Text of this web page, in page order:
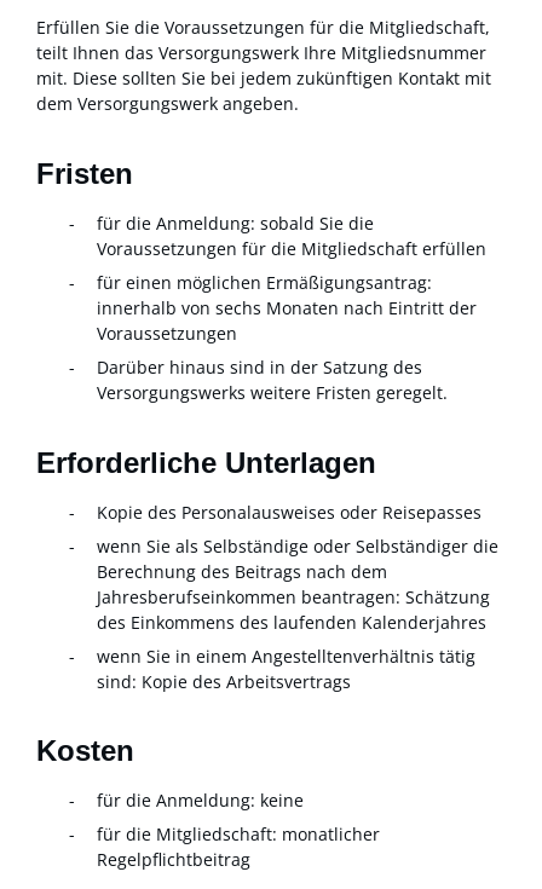
Erfüllen Sie die Voraussetzungen für die Mitgliedschaft,
teilt Ihnen das Versorgungswerk Ihre Mitgliedsnummer
mit. Diese sollten Sie bei jedem zukünftigen Kontakt mit
dem Versorgungswerk angeben.
Fristen
für die Anmeldung: sobald Sie die
Voraussetzungen für die Mitgliedschaft erfüllen
für einen möglichen Ermäßigungsantrag:
innerhalb von sechs Monaten nach Eintritt der
Voraussetzungen
Darüber hinaus sind in der Satzung des
Versorgungswerks weitere Fristen geregelt.
Erforderliche Unterlagen
Kopie des Personalausweises oder Reisepasses
wenn Sie als Selbständige oder Selbständiger die
Berechnung des Beitrags nach dem
Jahresberufseinkommen beantragen: Schätzung
des Einkommens des laufenden Kalenderjahres
wenn Sie in einem Angestelltenverhältnis tätig
sind: Kopie des Arbeitsvertrags
Kosten
für die Anmeldung: keine
für die Mitgliedschaft: monatlicher
Regelpflichtbeitrag